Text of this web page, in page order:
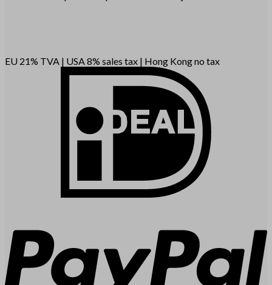
EU 21% TVA | USA 8% sales tax | Hong Kong no tax